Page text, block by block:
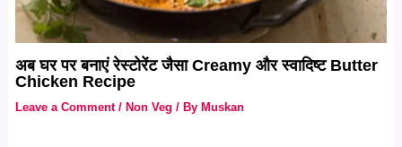
अब घर पर बनाएं रेस्टोरेंट जैसा Creamy और स्वादिष्ट Butter
Chicken Recipe
Leave a Comment / Non Veg / By Muskan